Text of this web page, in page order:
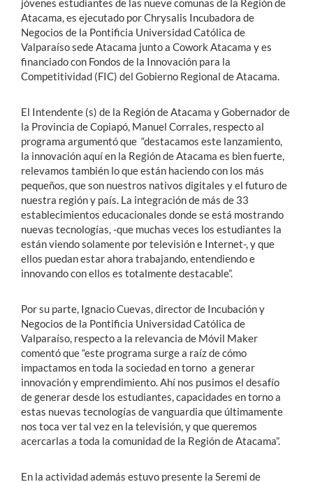
jóvenes estudiantes de las nueve comunas de la Región de
Atacama, es ejecutado por Chrysalis Incubadora de
Negocios de la Pontificia Universidad Católica de
Valparaíso sede Atacama junto a Cowork Atacama y es
financiado con Fondos de la Innovación para la
Competitividad (FIC) del Gobierno Regional de Atacama.
El Intendente (s) de la Región de Atacama y Gobernador de
la Provincia de Copiapó, Manuel Corrales, respecto al
programa argumentó que “destacamos este lanzamiento,
la innovación aquí en la Región de Atacama es bien fuerte,
relevamos también lo que están haciendo con los más
pequeños, que son nuestros nativos digitales y el futuro de
nuestra región y país. La integración de más de 33
establecimientos educacionales donde se está mostrando
nuevas tecnologías, -que muchas veces los estudiantes la
están viendo solamente por televisión e Internet-, y que
ellos puedan estar ahora trabajando, entendiendo e
innovando con ellos es totalmente destacable”.
Por su parte, Ignacio Cuevas, director de Incubación y
Negocios de la Pontificia Universidad Católica de
Valparaíso, respecto a la relevancia de Móvil Maker
comentó que “este programa surge a raíz de cómo
impactamos en toda la sociedad en torno a generar
innovación y emprendimiento. Ahí nos pusimos el desafío
de generar desde los estudiantes, capacidades en torno a
estas nuevas tecnologías de vanguardia que últimamente
nos toca ver tal vez en la televisión, y que queremos
acercarlas a toda la comunidad de la Región de Atacama”.
En la actividad además estuvo presente la Seremi de